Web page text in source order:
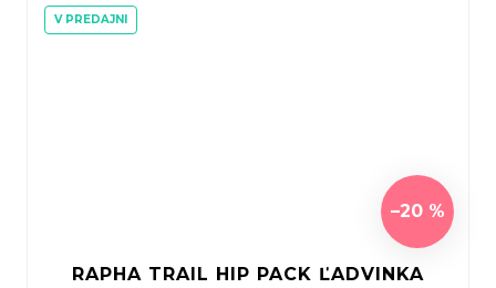
V PREDAJNI
–20 %
RAPHA TRAIL HIP PACK ĽADVINKA